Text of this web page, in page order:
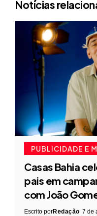
Notícias
PUBLICIDADE E
Casas Bahia
pais em
com João
Escrito porRedação 7 de